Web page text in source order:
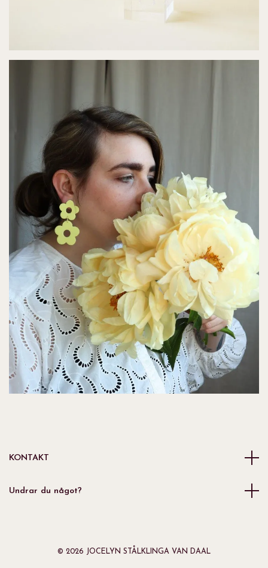
KONTAKT
Undrar du något?
© 2026 JOCELYN STÅLKLINGA VAN DAAL